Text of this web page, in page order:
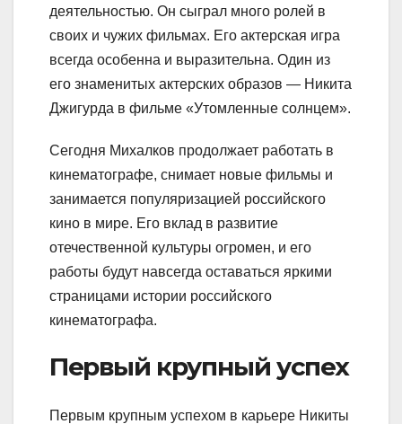
деятельностью. Он сыграл много ролей в
своих и чужих фильмах. Его актерская игра
всегда особенна и выразительна. Один из
его знаменитых актерских образов — Никита
Джигурда в фильме «Утомленные солнцем».
Сегодня Михалков продолжает работать в
кинематографе, снимает новые фильмы и
занимается популяризацией российского
кино в мире. Его вклад в развитие
отечественной культуры огромен, и его
работы будут навсегда оставаться яркими
страницами истории российского
кинематографа.
Первый крупный успех
Первым крупным успехом в карьере Никиты